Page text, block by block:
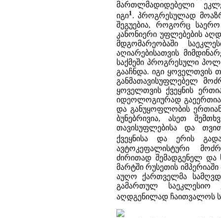
მართლმადიდებელი
იგი1. პროგრესულად
შეგუებია, როგორც
კანონიერი უფლებების
მდგომარეობაში
აღიარებისათვის
საქმეში პროგრესული
გააჩნდა. იგი ყოველთვის
განმათავისუფლებელ
ყოველთვის ქვეყნის
იდეოლოგიურად
და განუყოფლობის
ბუნებრივია, ასეთ
თავისუფლებისა და
ქვეყნისა და ერის
ავტოკეფალისტური
ძირითად შემადგენელ და
მარტში რუსეთის
აუღო ქართველმა
გამართულ საეკლესიო
აღდგენილად ჩაითვალოს